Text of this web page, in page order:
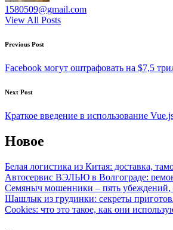
1580509@gmail.com
View All Posts
Post
navigation
Previous Post
Facebook могут оштрафовать на $7,5
Next Post
Краткое введение в использование
Новое
Белая логистика из Китая: доставка,
Автосервис ВЭЛЬЮ в Волгограде:
Семяныч мошенники – пять убеждений,
Шашлык из грудинки: секреты
Cookies: что это такое, как они